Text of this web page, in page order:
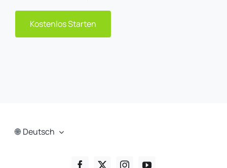
Kostenlos Starten
Deutsch